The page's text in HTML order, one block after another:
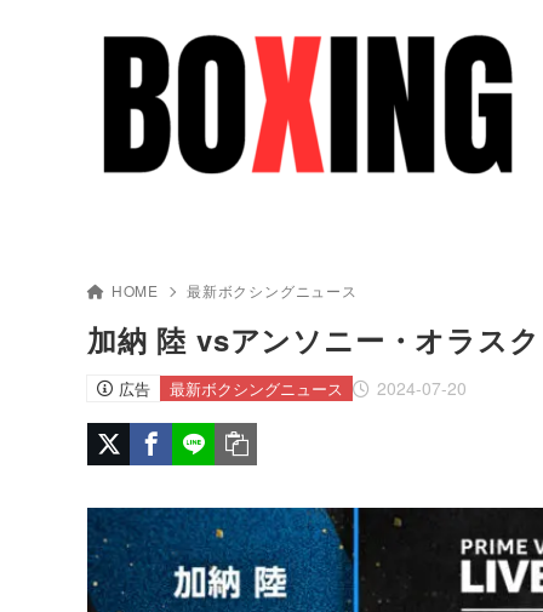
HOME 最新ボクシングニュース
加納 陸 vsアンソニー・オラス
広告 2024-07-20
最新ボクシングニュース